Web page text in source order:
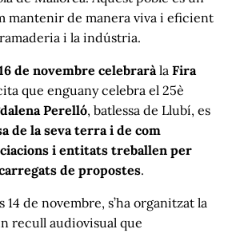
mantenir de manera viva i eficient
i la indústria.
de novembre celebraràla Fira
que enguany celebra el 25è
Perelló, batlessa de Llubí, es
de la seva terra i de com
i entitats treballen per
de propostes.
14 de novembre, s’ha organitzat la
recull audiovisual que